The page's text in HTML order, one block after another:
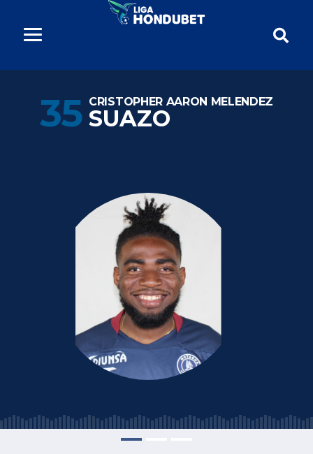
35 CRISTOPHER AARON MELENDEZ
SUAZO